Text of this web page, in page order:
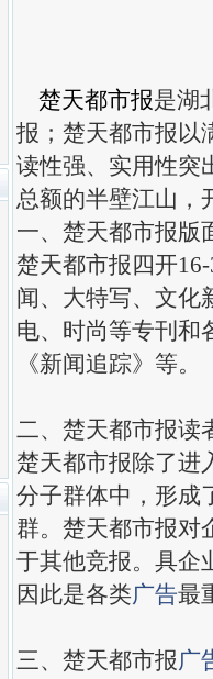
楚天都市报是湖
报；楚天都市报以
读性强、实用性突
总额的半壁江山，
一、楚天都市报版
楚天都市报四开
闻、大特写、文化
电、时尚等专刊和
《新闻追踪》等。
二、楚天都市报读
楚天都市报除了进
分子群体中，形成
群。楚天都市报对
于其他竞报。具企
因此是各类广告最
三、楚天都市报广